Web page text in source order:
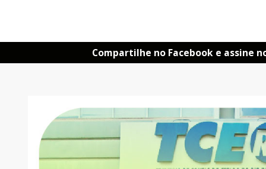
Compartilhe no Facebook e assine